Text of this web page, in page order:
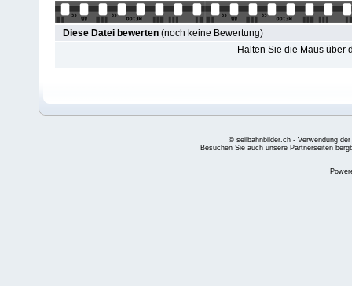
Diese Datei bewerten (noch keine Bewertung)
Halten Sie die Maus über
© seilbahnbilder.ch - Verwendung
Besuchen Sie auch unsere Partnerseiten